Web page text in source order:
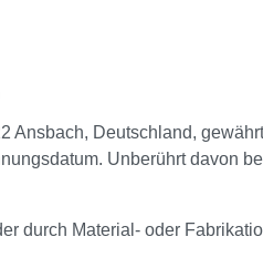
Ansbach, Deutschland,
Unberührt davon
durch Material- oder